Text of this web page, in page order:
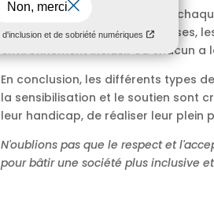
important de reconnaître que
respect et dignité. Les entreprises,
environnement inclusif où chacun
En conclusion, les différents types
la sensibilisation et le soutien sont
leur handicap, de réaliser leur
N'oublions pas que le respect et
pour bâtir une société plus inclusive